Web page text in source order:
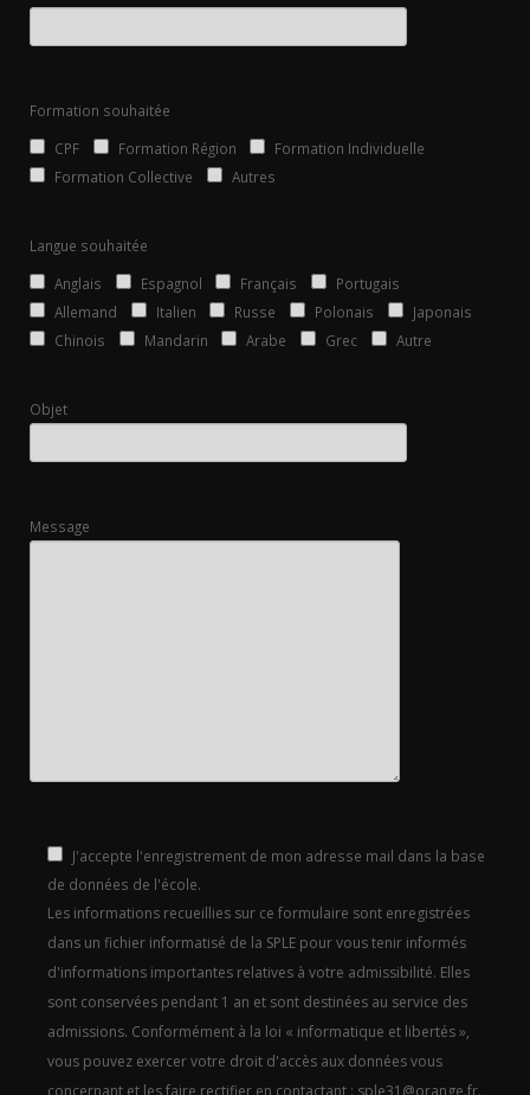
Formation souhaitée
CPF
Formation Région
Formation Individuelle
Formation Collective
Autres
Langue souhaitée
Anglais
Espagnol Français
Portugais
Allemand
Italien Russe Polonais
Japonais
Chinois
Mandarin Arabe Grec Autre
Objet
Message
J'accepte l'enregistrement de mon adresse mail dans la base
de données de l'école.
Les informations recueillies sur ce formulaire sont enregistrées
dans un fichier informatisé de la SPLE pour vous tenir informés
d'informations importantes relatives à votre admissibilité. Elles
sont conservées pendant 1 an et sont destinées au service des
admissions. Conformément à la loi « informatique et libertés »,
vous pouvez exercer votre droit d'accès aux données vous
concernant et les faire rectifier en contactant : sple31@orange.fr.